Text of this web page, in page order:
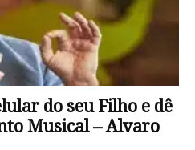
do seu Filho e dê
Musical – Alvaro